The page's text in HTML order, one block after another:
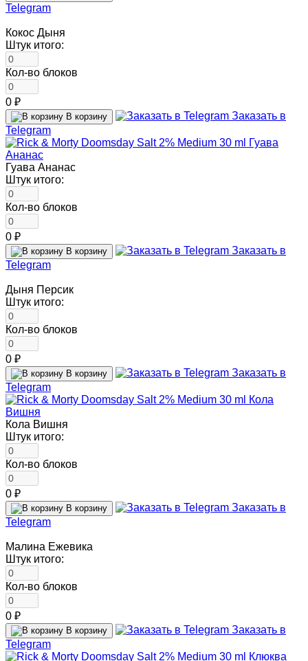
Telegram
Кокос Дыня
Штук итого:
Кол-во блоков
0 ₽
В корзину
Заказать в
Telegram
Гуава Ананас
Штук итого:
Кол-во блоков
0 ₽
В корзину
Заказать в
Telegram
Дыня Персик
Штук итого:
Кол-во блоков
0 ₽
В корзину
Заказать в
Telegram
Кола Вишня
Штук итого:
Кол-во блоков
0 ₽
В корзину
Заказать в
Telegram
Малина Ежевика
Штук итого:
Кол-во блоков
0 ₽
В корзину
Заказать в
Telegram